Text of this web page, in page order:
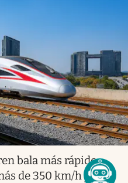
bala más rápido
de 350 km/h y